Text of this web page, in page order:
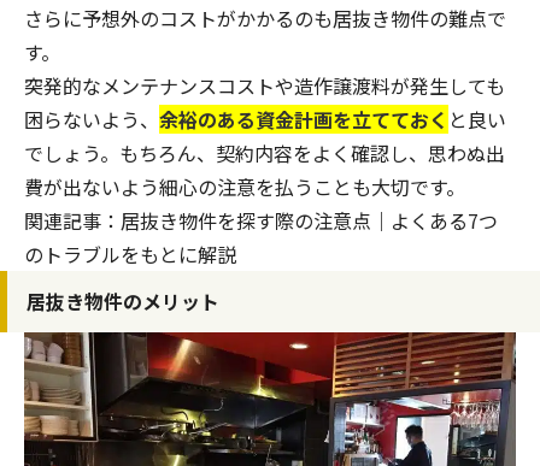
さらに予想外のコストがかかるのも居抜き物件の難点で
す。
突発的なメンテナンスコストや造作譲渡料が発生しても
困らないよう、 余裕のある資金計画を立てておく と良い
でしょう。もちろん、契約内容をよく確認し、思わぬ出
費が出ないよう細心の注意を払うことも大切です。
関連記事： 居抜き物件を探す際の注意点｜よくある7つ
のトラブルをもとに解説
居抜き物件のメリット